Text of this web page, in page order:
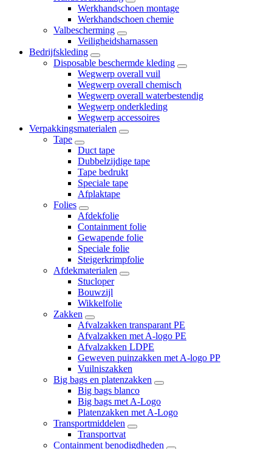
Werkhandschoen montage
Werkhandschoen chemie
Valbescherming
Veiligheidsharnassen
Bedrijfskleding
Disposable beschermde kleding
Wegwerp overall vuil
Wegwerp overall chemisch
Wegwerp overall waterbestendig
Wegwerp onderkleding
Wegwerp accessoires
Verpakkingsmaterialen
Tape
Duct tape
Dubbelzijdige tape
Tape bedrukt
Speciale tape
Afplaktape
Folies
Afdekfolie
Containment folie
Gewapende folie
Speciale folie
Steigerkrimpfolie
Afdekmaterialen
Stucloper
Bouwzijl
Wikkelfolie
Zakken
Afvalzakken transparant PE
Afvalzakken met A-logo PE
Afvalzakken LDPE
Geweven puinzakken met A-logo PP
Vuilniszakken
Big bags en platenzakken
Big bags blanco
Big bags met A-Logo
Platenzakken met A-Logo
Transportmiddelen
Transportvat
Containment benodigdheden